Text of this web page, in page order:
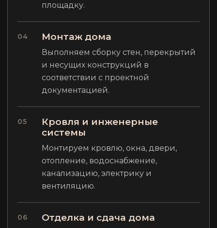
площадку.
04 Монтаж дома
Выполняем сборку стен, перекрытий
и несущих конструкций в
соответствии с проектной
документацией.
05
Кровля и инженерные
системы
Монтируем кровлю, окна, двери,
отопление, водоснабжение,
канализацию, электрику и
вентиляцию.
06 Отделка и сдача дома